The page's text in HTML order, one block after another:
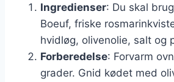
Ingredienser: Du skal
Boeuf, friske
hvidløg, olivenolie, salt og
Forberedelse: Forvarm
grader. Gnid kødet med